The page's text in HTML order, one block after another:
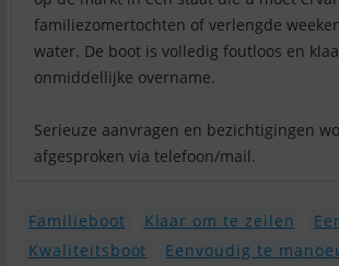
familiezomertochten of verlengde
water. De boot is volledig foutloos en
onmiddellijke overname.
Serieuze aanvragen en bezichtigingen
afgesproken via telefoon/mail.
Familieboot Klaar om te zeilen
Kwaliteitsboot
Eenvoudig te